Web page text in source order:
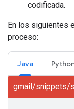
codificada.
En los siguientes
proceso:
Java